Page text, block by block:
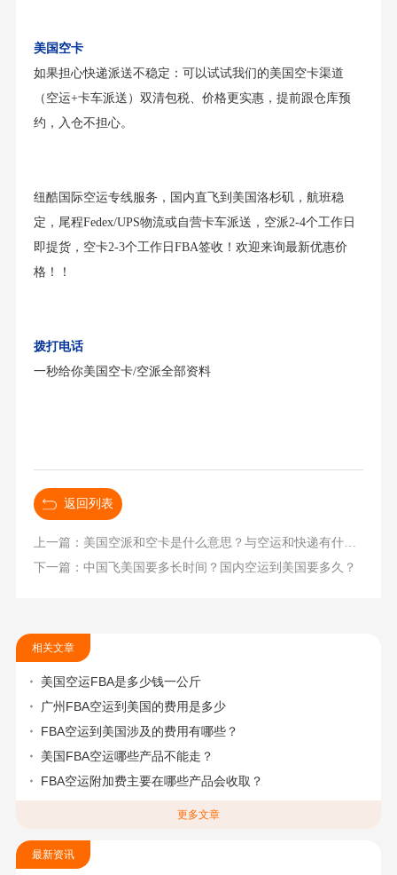
美国空卡
如果担心快递派送不稳定：可以试试我们的美国空卡渠道
（空运+卡车派送）双清包税、价格更实惠，提前跟仓库预
约，入仓不担心。
纽酷国际空运专线服务，国内直飞到美国洛杉矶，航班稳
定，尾程Fedex/UPS物流或自营卡车派送，空派2-4个工作日
即提货，空卡2-3个工作日FBA签收！欢迎来询最新优惠价
格！！
拨打电话
一秒给你美国空卡/空派全部资料
返回列表
上一篇：美国空派和空卡是什么意思？与空运和快递有什么区别？
下一篇：中国飞美国要多长时间？国内空运到美国要多久？
相关文章
美国空运FBA是多少钱一公斤
广州FBA空运到美国的费用是多少
FBA空运到美国涉及的费用有哪些？
美国FBA空运哪些产品不能走？
FBA空运附加费主要在哪些产品会收取？
更多文章
最新资讯